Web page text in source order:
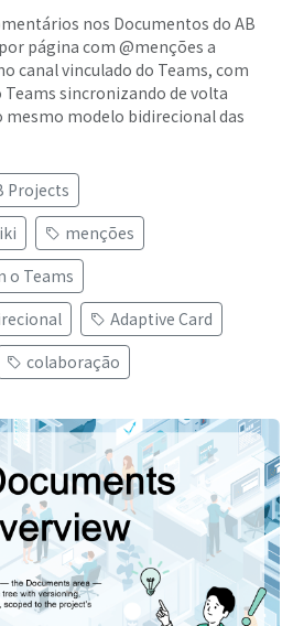
nos Documentos do AB
página com @menções a
canal vinculado do Teams, com
sincronizando de volta
modelo bidirecional das
Projects
menções
o Teams
Adaptive Card
colaboração